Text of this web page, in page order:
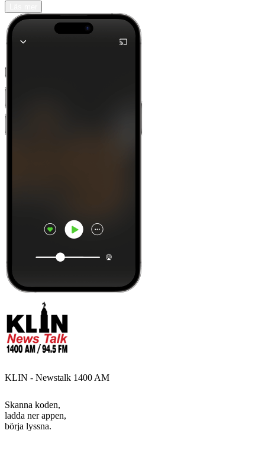
KLIN - Newstalk 1400 AM
Skanna koden,
ladda ner appen,
börja lyssna.